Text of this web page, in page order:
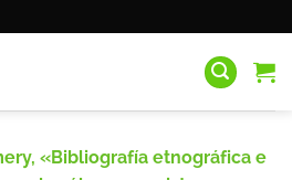
«Bibliografía etnográfica e